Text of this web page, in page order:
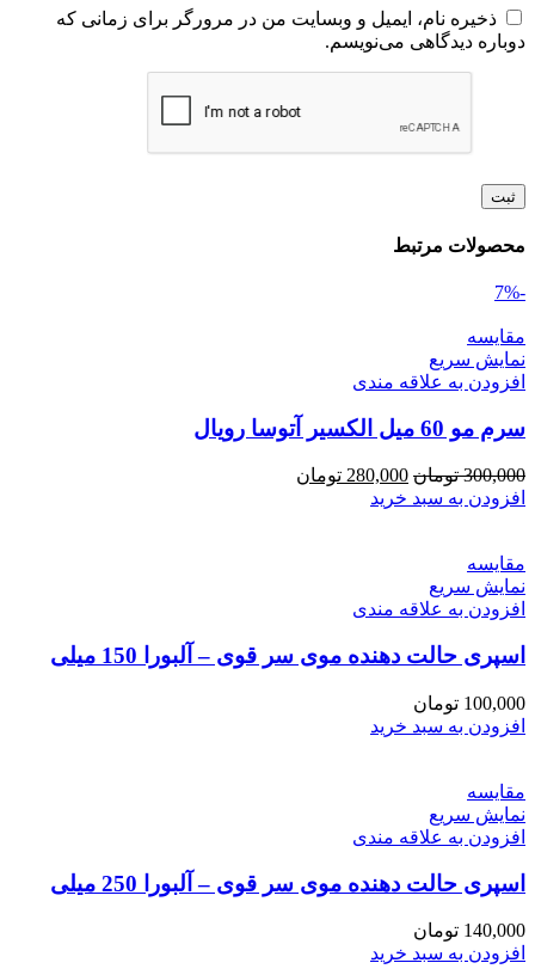
ذخیره نام، ایمیل و وبسایت من در مرورگر برای زمانی که
دوباره دیدگاهی می‌نویسم.
محصولات مرتبط
-7%
مقايسه
نمایش سریع
افزودن به علاقه مندی
سرم مو 60 میل الکسیر آتوسا رویال
300,000 تومان قیمت
اصلی
280,000 تومان
افزودن به سبد خرید
مقايسه
نمایش سریع
افزودن به علاقه مندی
اسپری حالت دهنده موی سر قوی – آلبورا 150 میلی
100,000 تومان
افزودن به سبد خرید
مقايسه
نمایش سریع
افزودن به علاقه مندی
اسپری حالت دهنده موی سر قوی – آلبورا 250 میلی
140,000 تومان
افزودن به سبد خرید